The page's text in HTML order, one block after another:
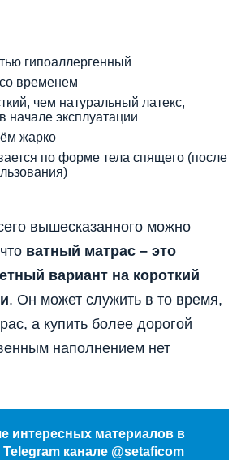
гипоаллергенный
временем
чем натуральный латекс,
начале эксплуатации
жарко
по форме тела спящего (после
вышесказанного можно
ватный матрас – это
вариант на короткий
. Он может служить в то время,
а купить более дорогой
наполнением нет
интересных материалов в
канале @setaficom